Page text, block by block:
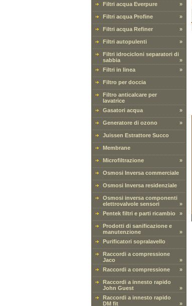
Filtri acqua Everpure »
Filtri acqua Profine »
Filtri acqua Refiner »
Filtri autopulenti »
Filtri idrocicloni separatori di
sabbia
»
Filtri in linea
»
Filtro per doccia
Filtro anticalcare per
lavatrice
Gasatori acqua
»
Generatore di ozono »
Juissen Estrattore Succo
Membrane
Microfiltrazione »
Osmosi Inversa commerciale
Osmosi Inversa residenziale
Osmosi inversa componenti
elettrovalvole sensori
»
Pentek filtri e parti ricambio
»
Prodotti di sanificazione e
manutenzione
»
Purificatori sopralavello
Raccordi a compressione
Jaco
»
Raccordi a compressione
»
Raccordi a innesto rapido
John Guest
»
Raccordi a innesto rapido
DM fit
»